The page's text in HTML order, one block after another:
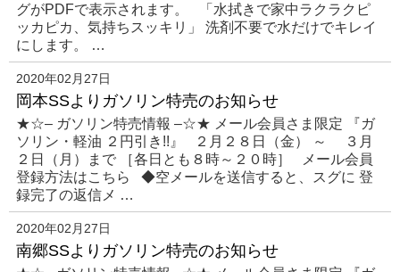
グがPDFで表示されます。 「水拭きで家中ラクラクピ
ッカピカ、気持ちスッキリ」 洗剤不要で水だけでキレイ
にします。 …
2020年02月27日
岡本SSよりガソリン特売のお知らせ
★☆– ガソリン特売情報 –☆★ メール会員さま限定 『ガ
ソリン・軽油 ２円引き!!』 ２月２８日（金） ～ ３月
２日（月）まで ［各日とも８時～２０時］ メール会員
登録方法はこちら ◆空メールを送信すると、スグに 登
録完了の返信メ …
2020年02月27日
南郷SSよりガソリン特売のお知らせ